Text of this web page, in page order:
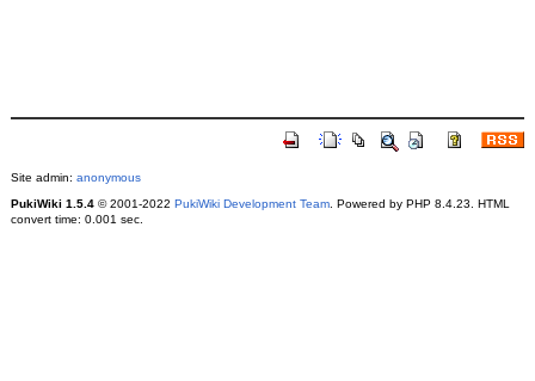
Site admin: anonymous
PukiWiki 1.5.4© 2001-2022 PukiWiki Development Team. Powered by PHP 8.4.23. HTML
convert time: 0.001 sec.